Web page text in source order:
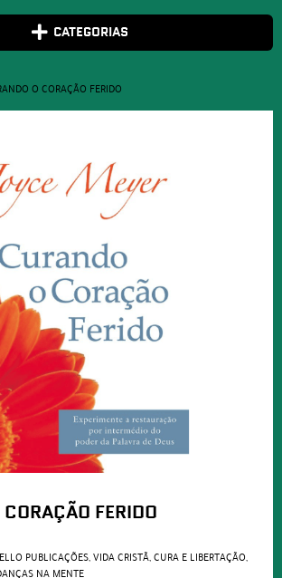
CATEGORIAS
O CORAÇÃO FERIDO
FERIDO
PUBLICAÇÕES,VIDA CRISTÃ,CURA E LIBERTAÇÃO,
NA MENTE